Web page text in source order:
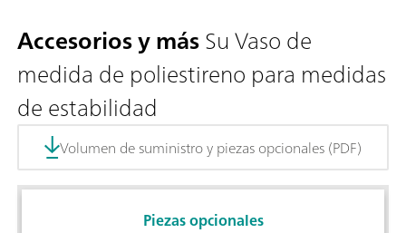
Accesorios y másSu Vaso de
medida de poliestireno para medidas
de estabilidad
Volumen de suministro y piezas opcionales (PDF)
Piezas opcionales